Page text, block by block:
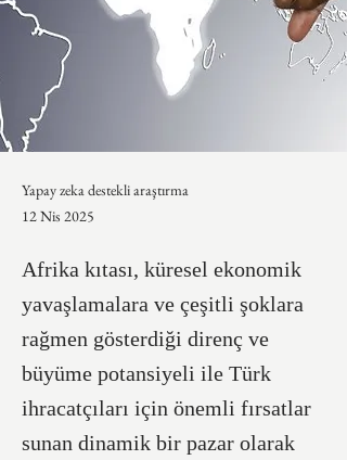
Yapay zeka destekli araştırma
12 Nis 2025
Afrika kıtası, küresel ekonomik
yavaşlamalara ve çeşitli şoklara
rağmen gösterdiği direnç ve
büyüme potansiyeli ile Türk
ihracatçıları için önemli fırsatlar
sunan dinamik bir pazar olarak